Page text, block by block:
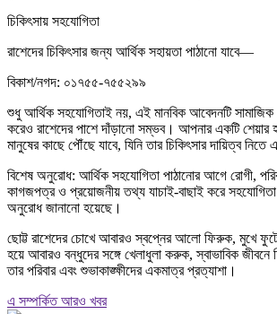
চিকিৎসায় সহযোগিতা
রাশেদের চিকিৎসার জন্য আর্থিক সহায়তা পাঠানো যাবে—
বিকাশ/নগদ: ০১৭৫৫-৭৫৫২৯৯
শুধু আর্থিক সহযোগিতাই নয়, এই মানবিক আবেদনটি সামাজিক
করেও রাশেদের পাশে দাঁড়ানো সম্ভব। আপনার একটি
মানুষের কাছে পৌঁছে যাবে, যিনি তার চিকিৎসার দায়িত্ব
বিশেষ অনুরোধ: আর্থিক সহযোগিতা পাঠানোর আগে রোগী,
কাগজপত্র ও প্রয়োজনীয় তথ্য যাচাই-বাছাই করে
অনুরোধ জানানো হয়েছে।
ছোট্ট রাশেদের চোখে আবারও স্বপ্নের আলো ফিরুক, মুখে
হয়ে আবারও বন্ধুদের সঙ্গে খেলাধুলা করুক, স্বাভাবিক
তার পরিবার এবং শুভাকাঙ্ক্ষীদের একমাত্র প্রত্যাশা।
এ সম্পর্কিত আরও খবর